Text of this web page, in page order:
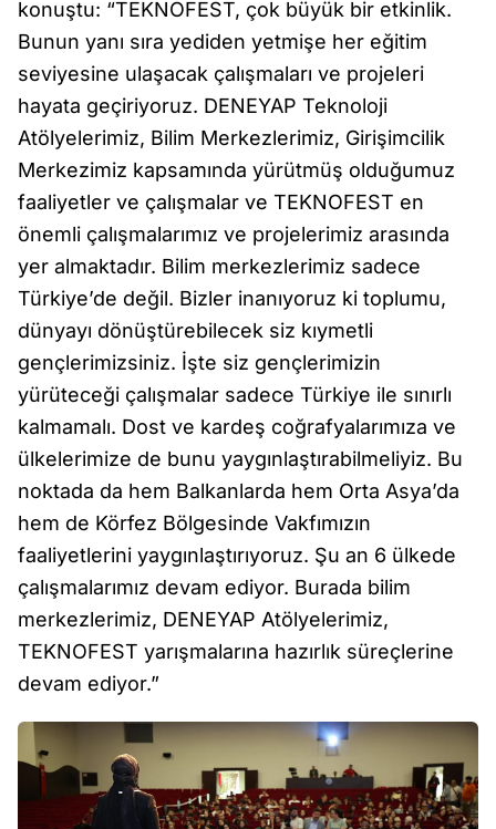
konuştu: “TEKNOFEST, çok büyük bir etkinlik.
Bunun yanı sıra yediden yetmişe her eğitim
seviyesine ulaşacak çalışmaları ve projeleri
hayata geçiriyoruz. DENEYAP Teknoloji
Atölyelerimiz, Bilim Merkezlerimiz, Girişimcilik
Merkezimiz kapsamında yürütmüş olduğumuz
faaliyetler ve çalışmalar ve TEKNOFEST en
önemli çalışmalarımız ve projelerimiz arasında
yer almaktadır. Bilim merkezlerimiz sadece
Türkiye’de değil. Bizler inanıyoruz ki toplumu,
dünyayı dönüştürebilecek siz kıymetli
gençlerimizsiniz. İşte siz gençlerimizin
yürüteceği çalışmalar sadece Türkiye ile sınırlı
kalmamalı. Dost ve kardeş coğrafyalarımıza ve
ülkelerimize de bunu yaygınlaştırabilmeliyiz. Bu
noktada da hem Balkanlarda hem Orta Asya’da
hem de Körfez Bölgesinde Vakfımızın
faaliyetlerini yaygınlaştırıyoruz. Şu an 6 ülkede
çalışmalarımız devam ediyor. Burada bilim
merkezlerimiz, DENEYAP Atölyelerimiz,
TEKNOFEST yarışmalarına hazırlık süreçlerine
devam ediyor.”